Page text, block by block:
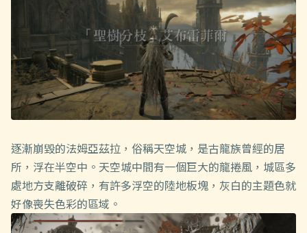
逐漸崩毀的法姆亞茲拉，俗稱天空城，是古龍族曾經的居
所，浮在半空中。天空城中間有一個巨大的龍捲風，城區多
處地方支離破碎，有許多浮空的陸地板塊，灰白的主題色就
好像喪失色彩的區域。